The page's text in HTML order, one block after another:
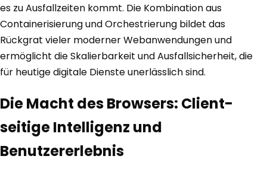
es zu Ausfallzeiten kommt. Die Kombination aus
Containerisierung und Orchestrierung bildet das
Rückgrat vieler moderner Webanwendungen und
ermöglicht die Skalierbarkeit und Ausfallsicherheit, die
für heutige digitale Dienste unerlässlich sind.
Die Macht des Browsers: Client-
seitige Intelligenz und
Benutzererlebnis